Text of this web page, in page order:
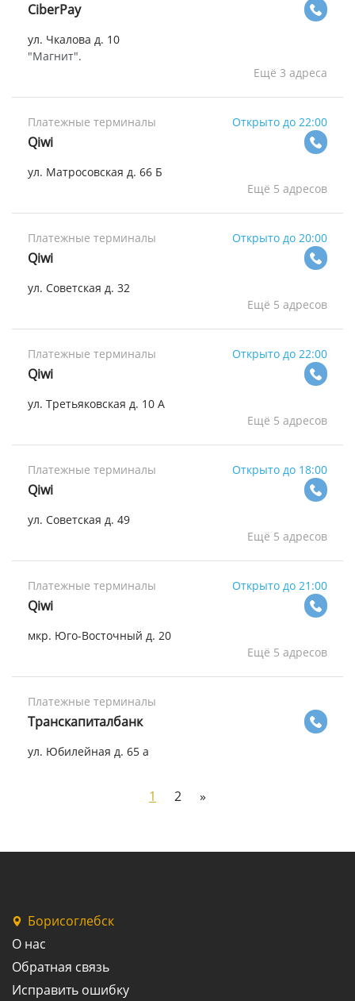
СiberPay
ул. Чкалова д. 10
"Магнит".
Ещё 3 адреса
Платежные терминалы Открыто до 22:00
Qiwi
ул. Матросовская д. 66 Б
Ещё 5 адресов
Платежные терминалы Открыто до 20:00
Qiwi
ул. Советская д. 32
Ещё 5 адресов
Платежные терминалы Открыто до 22:00
Qiwi
ул. Третьяковская д. 10 А
Ещё 5 адресов
Платежные терминалы Открыто до 18:00
Qiwi
ул. Советская д. 49
Ещё 5 адресов
Платежные терминалы Открыто до 21:00
Qiwi
мкр. Юго-Восточный д. 20
Ещё 5 адресов
Платежные терминалы
Транскапиталбанк
ул. Юбилейная д. 65 а
1 2 »
Борисоглебск
О нас
Обратная связь
Исправить ошибку